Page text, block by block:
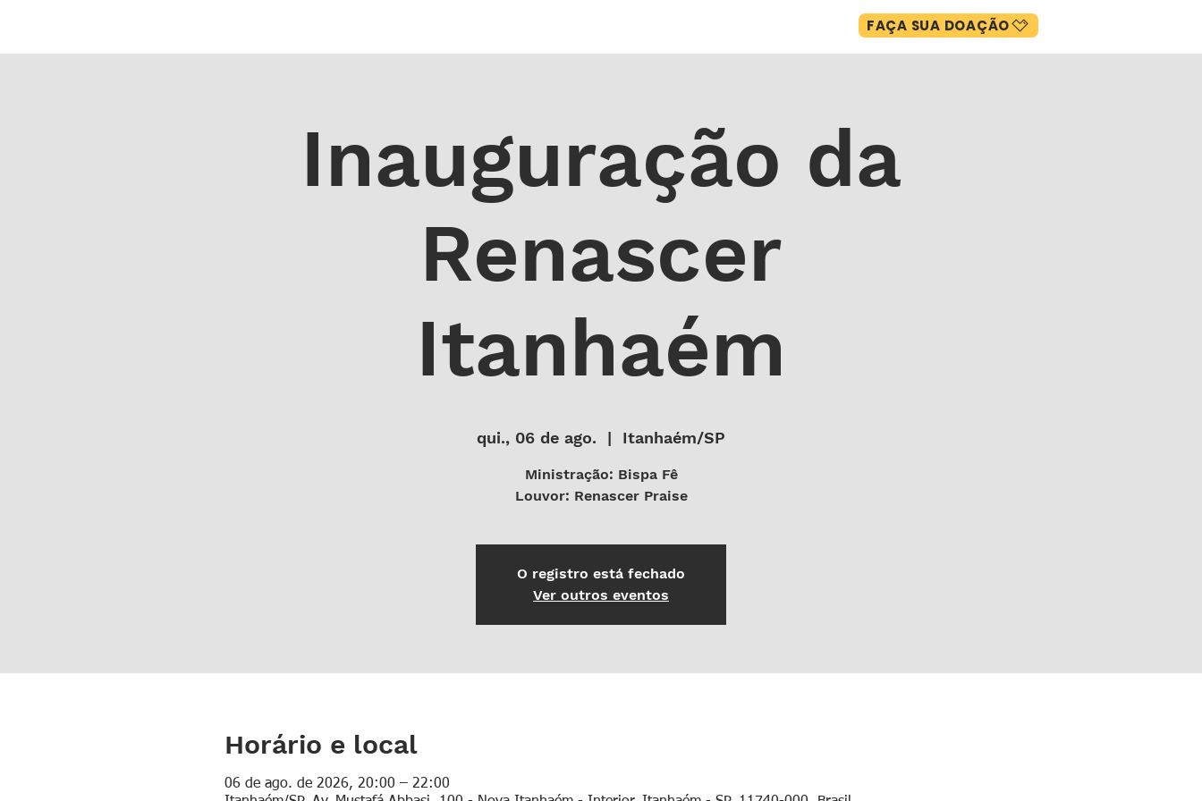
FAÇA SUA DOAÇÃO
Inauguração da
Renascer
Itanhaém
qui., 06 de ago.
  |
Itanhaém/SP
Ministração: Bispa Fê
Louvor: Renascer Praise
O registro está fechado
Ver outros eventos
Horário e local
06 de ago. de 2026, 20:00 – 22:00